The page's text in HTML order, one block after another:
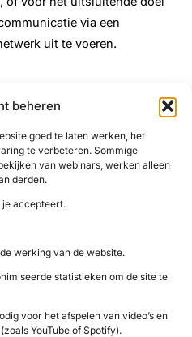
beheren
goed te laten werken, het
te verbeteren. Sommige
van webinars, werken alleen
derden.
accepteert.
werking van de website.
statistieken om de site te
voor het afspelen van video’s en
YouTube of Spotify).
via een
uit te voeren.
die uitsluitend voor
gebruikt.
gehost en op deze
ook gebruik van